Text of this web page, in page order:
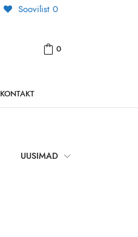
Soovilist 0
0
KONTAKT
UUSIMAD